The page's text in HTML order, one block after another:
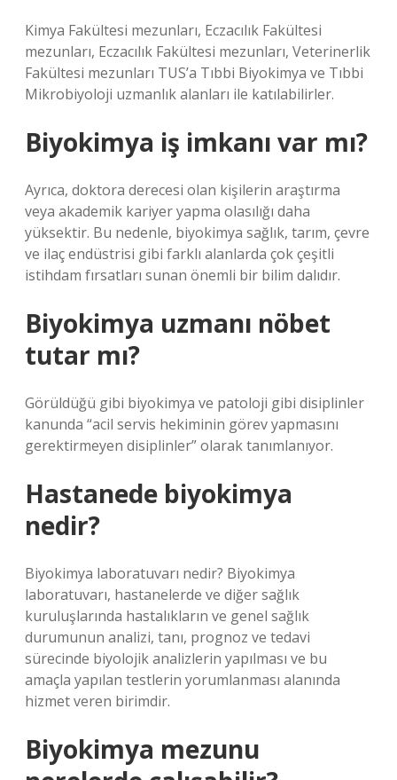
Kimya Fakültesi mezunları, Eczacılık Fakültesi
mezunları, Eczacılık Fakültesi mezunları, Veterinerlik
Fakültesi mezunları TUS’a Tıbbi Biyokimya ve Tıbbi
Mikrobiyoloji uzmanlık alanları ile katılabilirler.
Biyokimya iş imkanı var mı?
Ayrıca, doktora derecesi olan kişilerin araştırma
veya akademik kariyer yapma olasılığı daha
yüksektir. Bu nedenle, biyokimya sağlık, tarım, çevre
ve ilaç endüstrisi gibi farklı alanlarda çok çeşitli
istihdam fırsatları sunan önemli bir bilim dalıdır.
Biyokimya uzmanı nöbet
tutar mı?
Görüldüğü gibi biyokimya ve patoloji gibi disiplinler
kanunda “acil servis hekiminin görev yapmasını
gerektirmeyen disiplinler” olarak tanımlanıyor.
Hastanede biyokimya
nedir?
Biyokimya laboratuvarı nedir? Biyokimya
laboratuvarı, hastanelerde ve diğer sağlık
kuruluşlarında hastalıkların ve genel sağlık
durumunun analizi, tanı, prognoz ve tedavi
sürecinde biyolojik analizlerin yapılması ve bu
amaçla yapılan testlerin yorumlanması alanında
hizmet veren birimdir.
Biyokimya mezunu